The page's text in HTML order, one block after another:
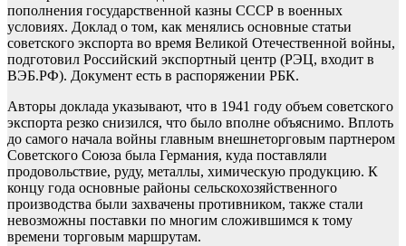
пополнения государственной казны СССР в военных
условиях. Доклад о том, как менялись основные статьи
советского экспорта во время Великой Отечественной войны,
подготовил Российский экспортный центр (РЭЦ, входит в
ВЭБ.РФ). Документ есть в распоряжении РБК.
Авторы доклада указывают, что в 1941 году объем советского
экспорта резко снизился, что было вполне объяснимо. Вплоть
до самого начала войны главным внешнеторговым партнером
Советского Союза была Германия, куда поставляли
продовольствие, руду, металлы, химическую продукцию. К
концу года основные районы сельскохозяйственного
производства были захвачены противником, также стали
невозможны поставки по многим сложившимся к тому
времени торговым маршрутам.